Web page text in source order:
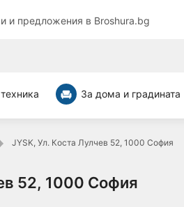
и предложения в Broshura.bg
За дома и градината
JYSK, Ул. Коста Лулчев 52, 1000 София
52, 1000 София